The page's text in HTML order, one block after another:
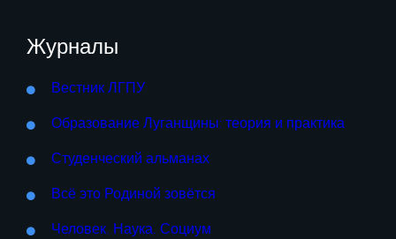
Журналы
Вестник ЛГПУ
Образование Луганщины: теория и практика
Студенческий альманах
Всё это Родиной зовётся
Человек. Наука. Социум